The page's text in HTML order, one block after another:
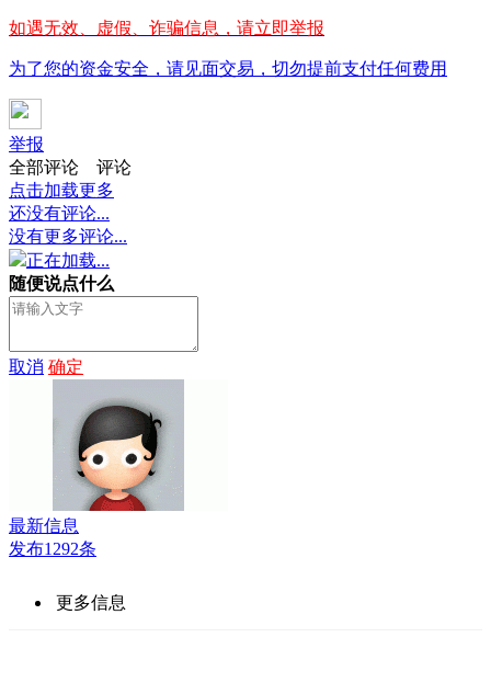
如遇无效、虚假、诈骗信息，请立即举报
为了您的资金安全，请见面交易，切勿提前支付任何费用
举报
全部评论
评论
点击加载更多
还没有评论...
没有更多评论...
正在加载...
随便说点什么
取消 确定
最新信息
发布1292条
更多信息